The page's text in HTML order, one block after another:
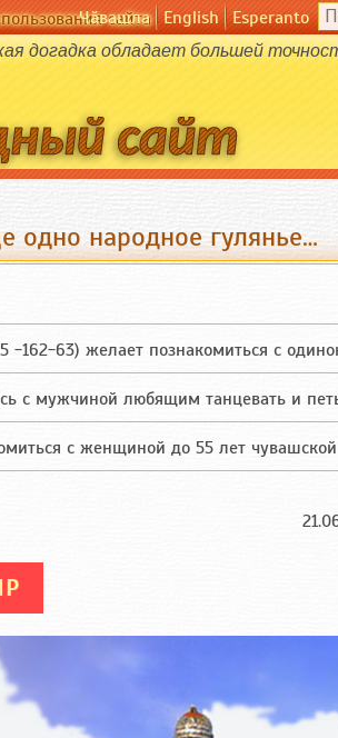
сайта
Чӑвашла English Esperanto
догадка обладает большей
одно народное гулянье…
63) желает познакомиться с одиноким,
с мужчиной любящим танцевать и петь
с женщиной до 55 лет чувашской или